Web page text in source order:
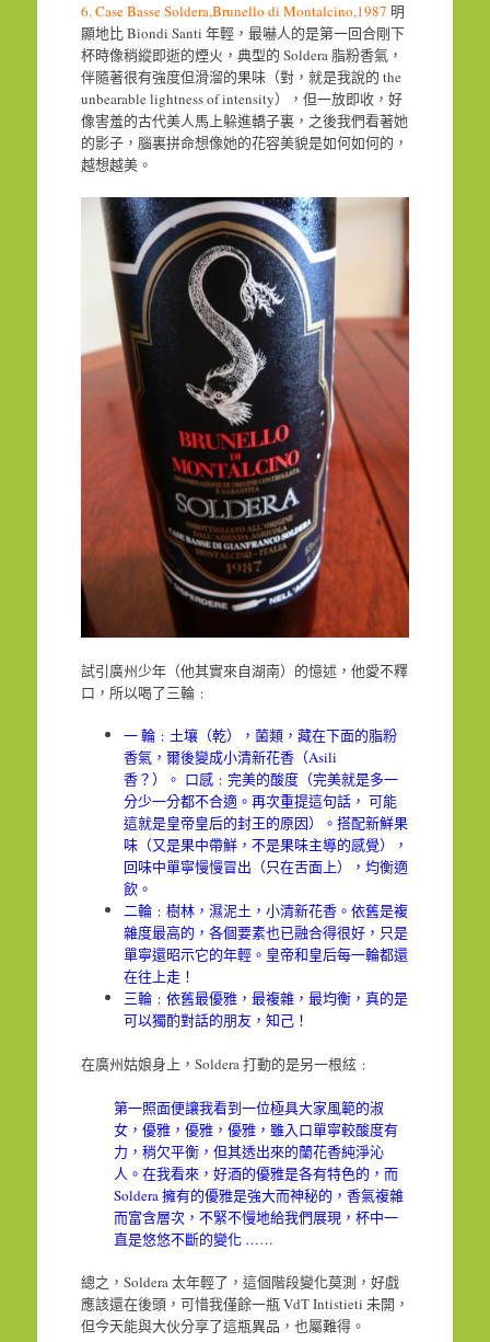
6. Case Basse Soldera,Brunello di Montalcino,1987 明
顯地比 Biondi Santi 年輕，最嚇人的是第一回合剛下
杯時像稍縱即逝的煙火，典型的 Soldera 脂粉香氣，
伴隨著很有強度但滑溜的果味（對，就是我說的 the
unbearable lightness of intensity），但一放即收，好
像害羞的古代美人馬上躲進轎子裏，之後我們看著她
的影子，腦裏拼命想像她的花容美貌是如何如何的，
越想越美。
試引廣州少年（他其實來自湖南）的憶述，他愛不釋
口，所以喝了三輪﹕
一 輪﹕土壤（乾），菌類，藏在下面的脂粉
香氣，爾後變成小清新花香（Asili
香？）。 口感﹕完美的酸度（完美就是多一
分少一分都不合適。再次重提這句話， 可能
這就是皇帝皇后的封王的原因）。搭配新鮮果
味（又是果中帶鮮，不是果味主導的感覺），
回味中單寧慢慢冒出（只在舌面上），均衡適
飲。
二輪﹕樹林，濕泥土，小清新花香。依舊是複
雜度最高的，各個要素也已融合得很好，只是
單寧還昭示它的年輕。皇帝和皇后每一輪都還
在往上走！
三輪﹕依舊最優雅，最複雜，最均衡，真的是
可以獨酌對話的朋友，知己！
在廣州姑娘身上，Soldera 打動的是另一根絃﹕
第一照面便讓我看到一位極具大家風範的淑
女，優雅，優雅，優雅，雖入口單寧較酸度有
力，稍欠平衡，但其透出來的蘭花香純淨沁
人。在我看來，好酒的優雅是各有特色的，而
Soldera 擁有的優雅是強大而神秘的，香氣複雜
而富含層次，不緊不慢地給我們展現，杯中一
直是悠悠不斷的變化 ……
總之，Soldera 太年輕了，這個階段變化莫測，好戲
應該還在後頭，可惜我僅餘一瓶 VdT Intistieti 未開，
但今天能與大伙分享了這瓶異品，也屬難得。